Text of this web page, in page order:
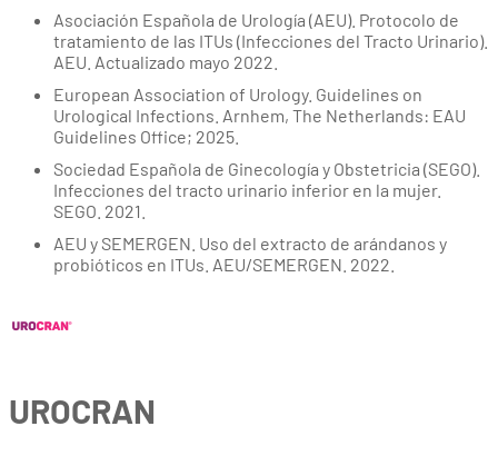
Asociación Española de Urología (AEU). Protocolo de
tratamiento de las ITUs (Infecciones del Tracto Urinario).
AEU. Actualizado mayo 2022.
European Association of Urology. Guidelines on
Urological Infections. Arnhem, The Netherlands: EAU
Guidelines Office; 2025.
Sociedad Española de Ginecología y Obstetricia (SEGO).
Infecciones del tracto urinario inferior en la mujer.
SEGO. 2021.
AEU y SEMERGEN. Uso del extracto de arándanos y
probióticos en ITUs. AEU/SEMERGEN. 2022.
UROCRAN